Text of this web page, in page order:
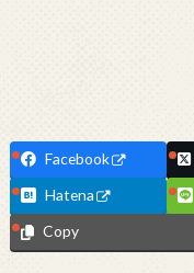
Facebook
Hatena
Copy